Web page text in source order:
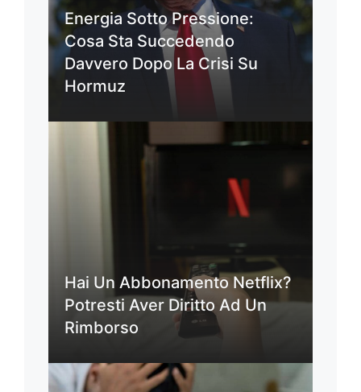
Energia Sotto Pressione:
Cosa Sta Succedendo
Davvero Dopo La Crisi Su
Hormuz
Hai Un Abbonamento Netflix?
Potresti Aver Diritto Ad Un
Rimborso